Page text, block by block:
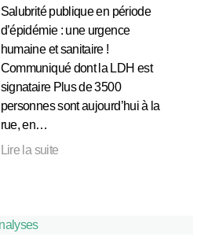
Salubrité publique en période
d’épidémie : une urgence
humaine et sanitaire !
Communiqué dont la LDH est
signataire Plus de 3500
personnes sont aujourd’hui à la
rue, en…
Lire la suite